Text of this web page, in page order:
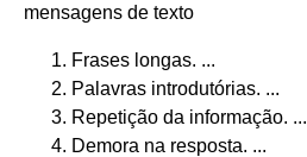
mensagens de texto
Frases longas. ...
Palavras introdutórias. ...
Repetição da informação. ...
Demora na resposta. ...